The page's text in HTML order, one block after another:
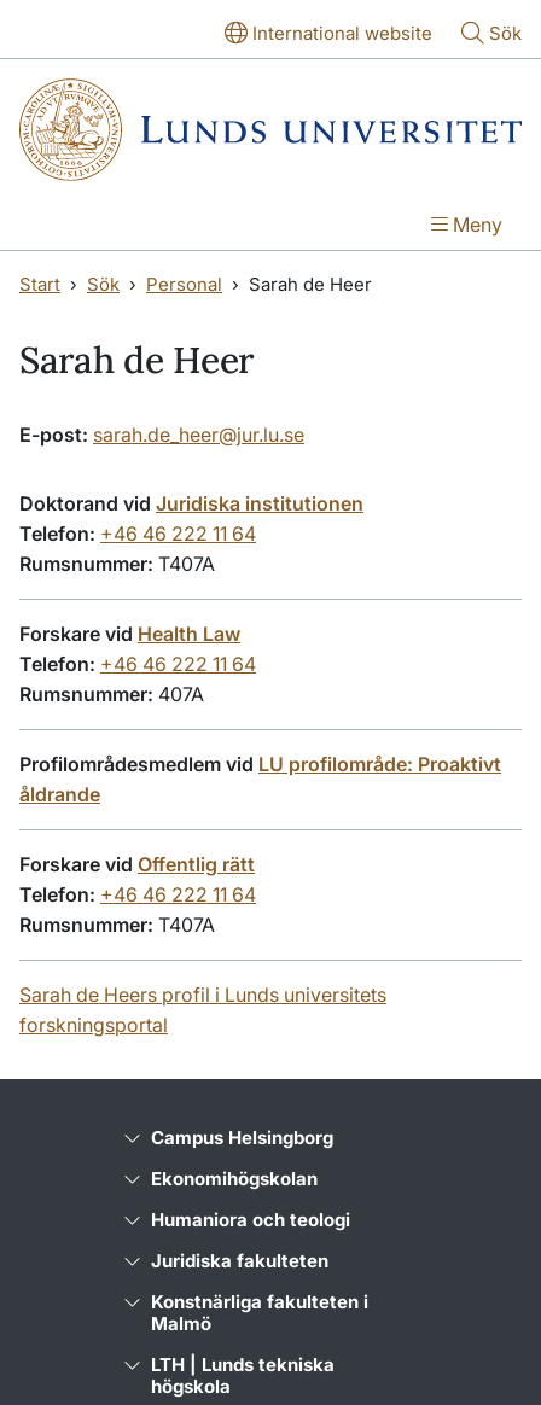
International website Sök
Meny
Start Sök Personal Sarah de Heer
Sarah de Heer
E-post: sarah.de_heer@jur.lu.se
Doktorand vid Juridiska institutionen
Telefon: +46 46 222 11 64
Rumsnummer: T407A
Forskare vid Health Law
Telefon: +46 46 222 11 64
Rumsnummer: 407A
Profilområdesmedlem vid LU profilområde: Proaktivt
åldrande
Forskare vid Offentlig rätt
Telefon: +46 46 222 11 64
Rumsnummer: T407A
Sarah de Heers profil i Lunds universitets
forskningsportal
Campus Helsingborg
Ekonomihögskolan
Humaniora och teologi
Juridiska fakulteten
Konstnärliga fakulteten i
Malmö
LTH | Lunds tekniska
högskola